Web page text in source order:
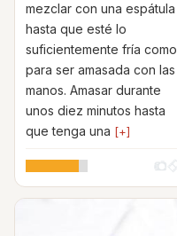
mezclar con una espátula
hasta que esté lo
suficientemente fría como
para ser amasada con las
manos. Amasar durante
unos diez minutos hasta
que tenga una [+]